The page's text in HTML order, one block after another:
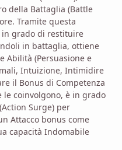
della Battaglia (Battle
Tramite questa
in grado di restituire
in battaglia, ottiene
Abilità (Persuasione e
Intuizione, Intimidire
il Bonus di Competenza
le coinvolgono, è in grado
Surge) per
Attacco bonus come
capacità Indomabile